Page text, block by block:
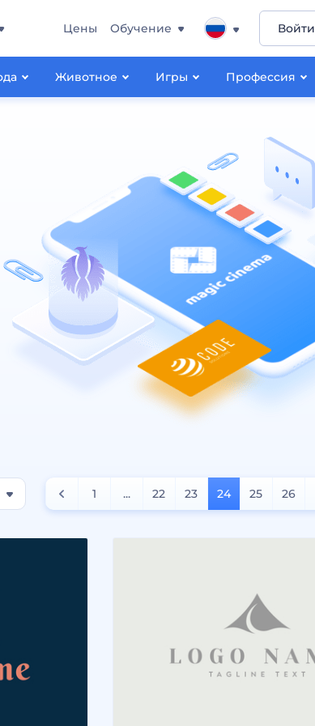
Животное Игры Профессия
Цены Обучение Войти
1 ... 22 23 24 25 26